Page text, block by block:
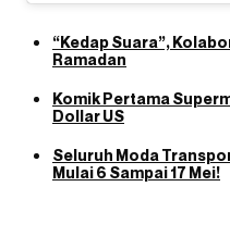
“Kedap Suara”,
Ramadan
Komik Pertama
Dollar US
Seluruh Moda
Mulai 6 Sampai 17 Mei!